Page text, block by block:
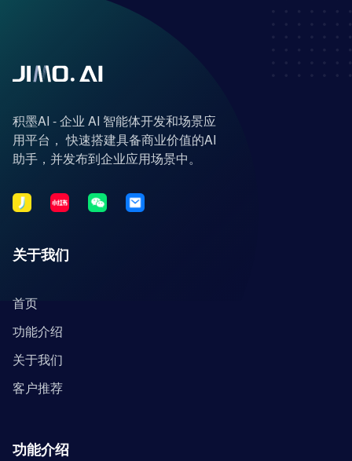
积墨AI - 企业 AI 智能体开发和场景应
用平台， 快速搭建具备商业价值的AI
助手，并发布到企业应用场景中。
关于我们
首页
功能介绍
关于我们
客户推荐
功能介绍